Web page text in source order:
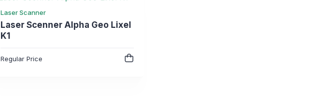
Laser Scanner
Laser Scenner Alpha Geo Lixel
K1
Regular Price